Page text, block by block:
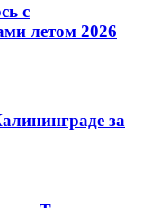
с
летом 2026
за